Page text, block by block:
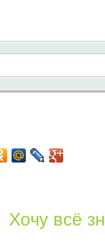
Хочу всё